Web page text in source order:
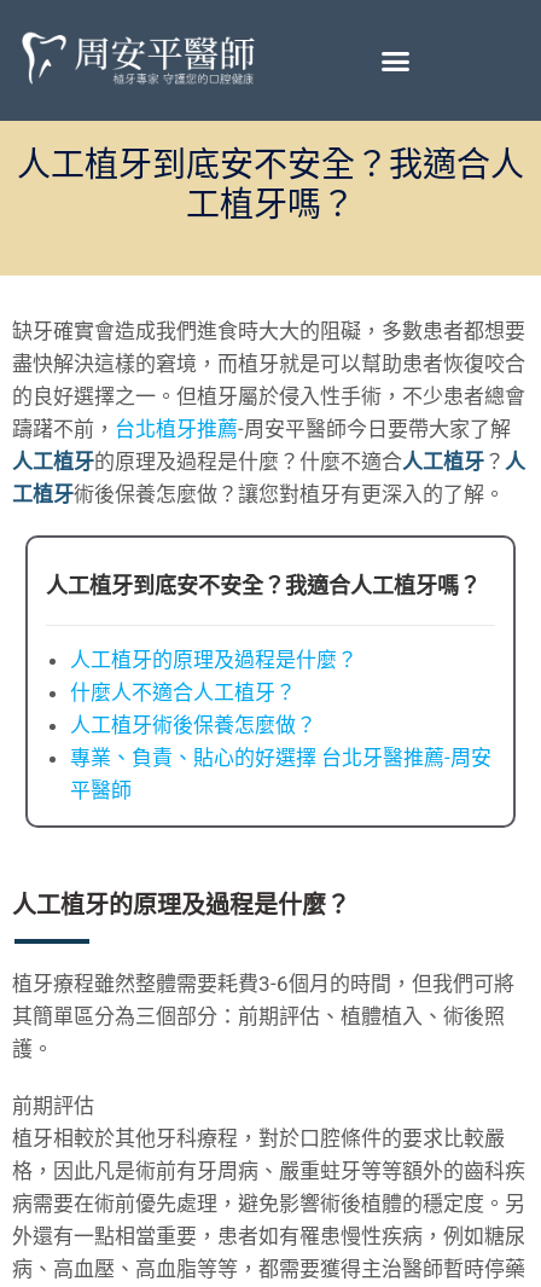
人工植牙到底安不安全？我適合人
工植牙嗎？
缺牙確實會造成我們進食時大大的阻礙，多數患者都想要
盡快解決這樣的窘境，而植牙就是可以幫助患者恢復咬合
的良好選擇之一。但植牙屬於侵入性手術，不少患者總會
躊躇不前， 台北植牙推薦-周安平醫師今日要帶大家了解
人工植牙的原理及過程是什麼？什麼不適合人工植牙 ？ 人
工植牙術後保養怎麼做？讓您對植牙有更深入的了解。
人工植牙到底安不安全？我適合人工植牙嗎？
人工植牙的原理及過程是什麼？
什麼人不適合人工植牙？
人工植牙術後保養怎麼做？
專業、負責、貼心的好選擇 台北牙醫推薦-周安
平醫師
人工植牙的原理及過程是什麼？
植牙療程雖然整體需要耗費3-6個月的時間，但我們可將
其簡單區分為三個部分：前期評估、植體植入、術後照
護。
前期評估
植牙相較於其他牙科療程，對於口腔條件的要求比較嚴
格，因此凡是術前有牙周病、嚴重蛀牙等等額外的齒科疾
病需要在術前優先處理，避免影響術後植體的穩定度。另
外還有一點相當重要，患者如有罹患慢性疾病，例如糖尿
病、高血壓、高血脂等等，都需要獲得主治醫師暫時停藥